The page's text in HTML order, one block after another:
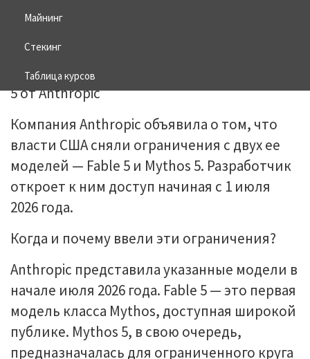
Майнинг
Стекинг
Таблица курсов
Компания Anthropic объявила о том, что
власти США сняли ограничения с двух ее
моделей — Fable 5 и Mythos 5. Разработчик
откроет к ним доступ начиная с 1 июля
2026 года.
Когда и почему ввели эти ограничения?
Anthropic представила указанные модели в
начале июля 2026 года. Fable 5 — это первая
модель класса Mythos, доступная широкой
публике. Mythos 5, в свою очередь,
предназначалась для ограниченного круга